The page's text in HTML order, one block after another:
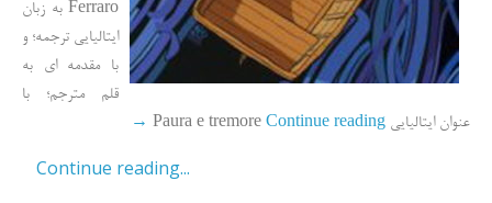
Ferraro به زبان
ایتالیایی ترجمه؛ و
با مقدمه ای به
قلم مترجم؛ با
عنوان ایتالیایی Paura e tremore Continue reading
→
Continue reading...